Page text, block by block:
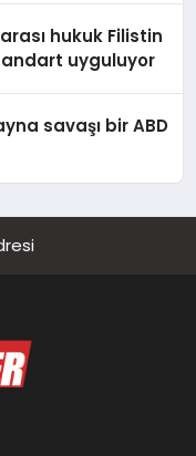
hukuk Filistin
uyguluyor
savaşı bir ABD